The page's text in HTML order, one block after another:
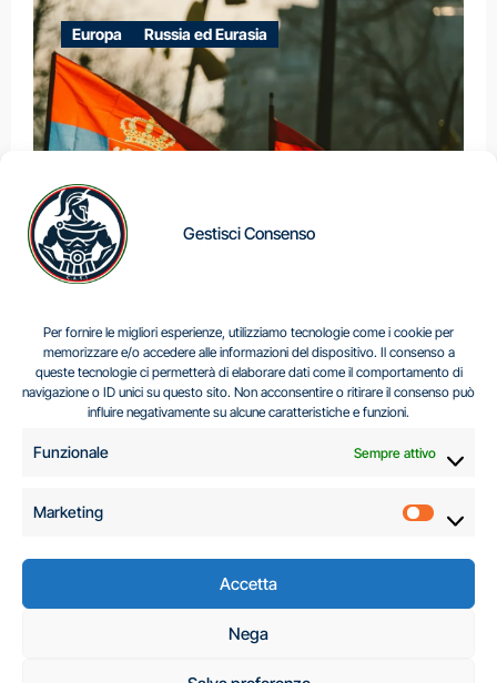
Gestisci Consenso
Per fornire le migliori esperienze, utilizziamo tecnologie come i cookie per
memorizzare e/o accedere alle informazioni del dispositivo. Il consenso a
queste tecnologie ci permetterà di elaborare dati come il comportamento di
navigazione o ID unici su questo sito. Non acconsentire o ritirare il consenso può
influire negativamente su alcune caratteristiche e funzioni.
Funzionale Sempre attivo
Marketing
Accetta
Nega
Europa Russia ed Eurasia
Centro Analisi e Studi Italus © Tutti i diritti riservati
C.A.S.I. – Centro
Analisi e Studi Italus